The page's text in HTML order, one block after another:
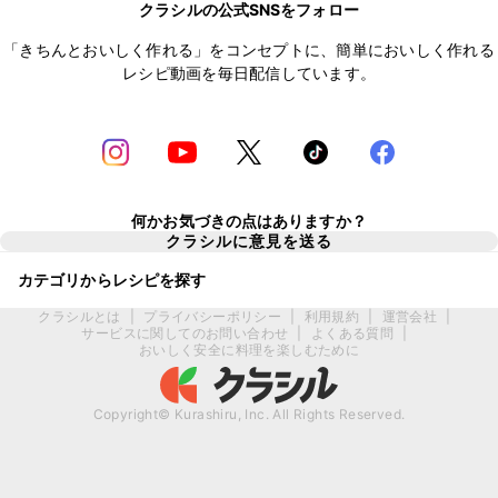
クラシルの公式SNSをフォロー
「きちんとおいしく作れる」をコンセプトに、簡単においしく作れる
レシピ動画を毎日配信しています。
何かお気づきの点はありますか？
クラシルに意見を送る
カテゴリからレシピを探す
クラシルとは プライバシーポリシー 利用規約 運営会社
サービスに関してのお問い合わせ
よくある質問
おいしく安全に料理を楽しむために
Copyright© Kurashiru, Inc. All Rights Reserved.